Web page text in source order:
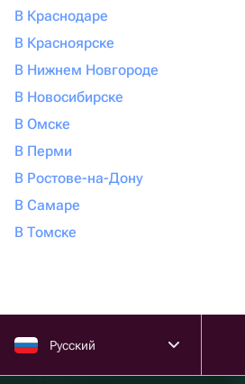
В Краснодаре
В Красноярске
В Нижнем Новгороде
В Новосибирске
В Омске
В Перми
В Ростове-на-Дону
В Самаре
В Томске
Русский